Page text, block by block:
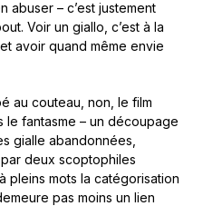
abuser – c’est justement
Voir un giallo, c’est à la
avoir quand même envie
au couteau, non, le film
le fantasme – un découpage
gialle abandonnées,
deux scoptophiles
pleins mots la catégorisation
pas moins un lien